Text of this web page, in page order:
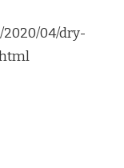
04/dry-